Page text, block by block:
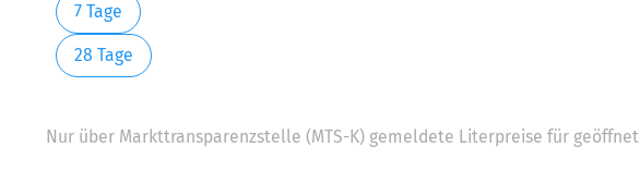
7 Tage
28 Tage
Nur über Markttransparenzstelle (MTS-K) gemeldete Literpreise für